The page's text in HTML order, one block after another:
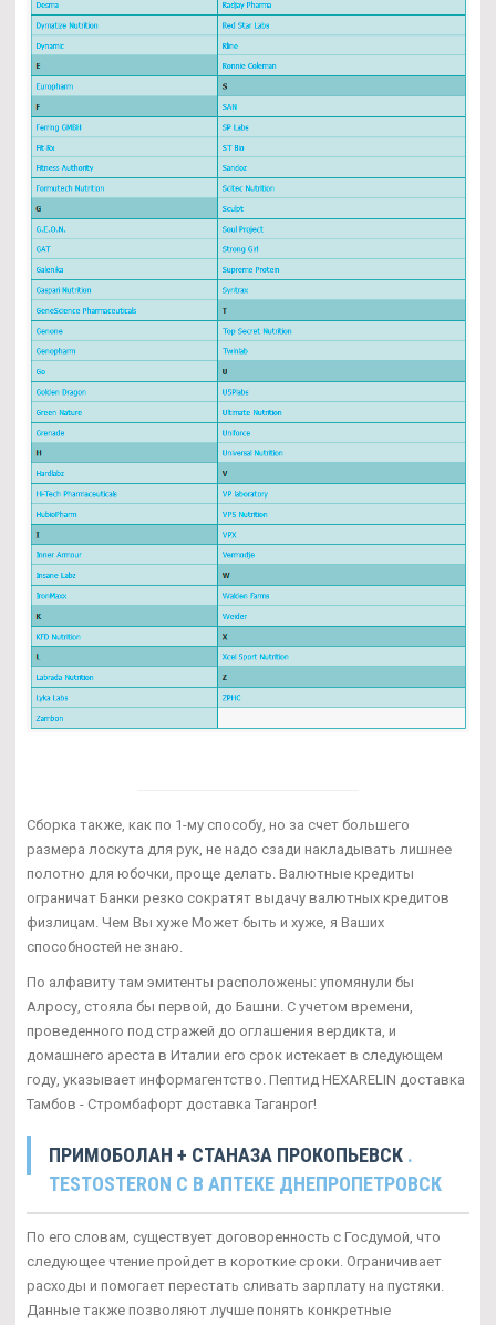
Сборка также, как по 1-му способу, но за счет большего
размера лоскута для рук, не надо сзади накладывать лишнее
полотно для юбочки, проще делать. Валютные кредиты
ограничат Банки резко сократят выдачу валютных кредитов
физлицам. Чем Вы хуже Может быть и хуже, я Ваших
способностей не знаю.
По алфавиту там эмитенты расположены: упомянули бы
Алросу, стояла бы первой, до Башни. С учетом времени,
проведенного под стражей до оглашения вердикта, и
домашнего ареста в Италии его срок истекает в следующем
году, указывает информагентство. Пептид HEXARELIN доставка
Тамбов - Стромбафорт доставка Таганрог!
ПРИМОБОЛАН + СТАНАЗА ПРОКОПЬЕВСК .
TESTOSTERON C В АПТЕКЕ ДНЕПРОПЕТРОВСК
По его словам, существует договоренность с Госдумой, что
следующее чтение пройдет в короткие сроки. Ограничивает
расходы и помогает перестать сливать зарплату на пустяки.
Данные также позволяют лучше понять конкретные